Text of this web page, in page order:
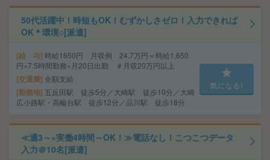
50代活躍中！時短もOK！むずかしさゼロ！入力できれば
OK＊環境○[派遣]
給 与 時給1650円 月収例 24.7万円＝時給1,650
円×7.5時間勤務×月20日出勤 ＃月収20万円以上
交通費 全額支給
勤務地 五反田駅 徒歩5分／大崎駅 徒歩10分／大崎
広小路駅・高輪台駅 徒歩12分／品川駅 徒歩18分
気になる!
≪週3～×実働4時間～OK！≫電話なし！こつこつデータ
入力＠10名[派遣]